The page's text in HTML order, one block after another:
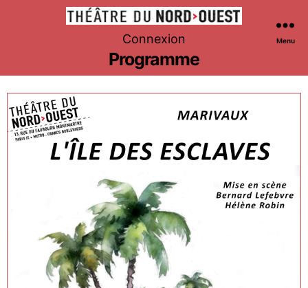
Théâtre
du
Nord-
Ouest
Connexion Menu
Programme